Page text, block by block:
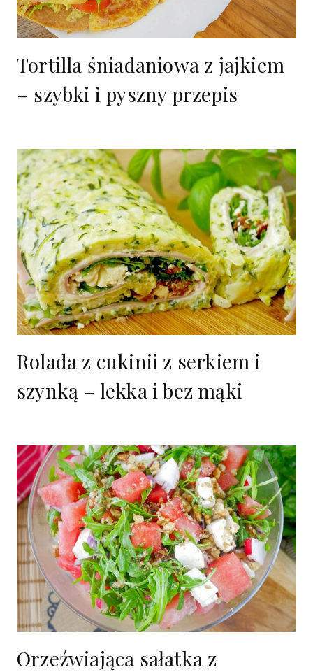
Tortilla śniadaniowa z jajkiem
– szybki i pyszny przepis
Rolada z cukinii z serkiem i
szynką – lekka i bez mąki
Orzeźwiająca sałatka z